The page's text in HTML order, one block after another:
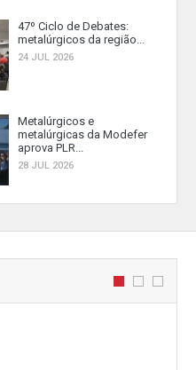
47º Ciclo de Debates:
metalúrgicos da região...
24 JUL 2026
Metalúrgicos e
metalúrgicas da Modefer
aprova PLR...
28 JUL 2026